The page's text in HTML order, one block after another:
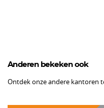
Anderen bekeken ook
Ontdek onze andere kantoren